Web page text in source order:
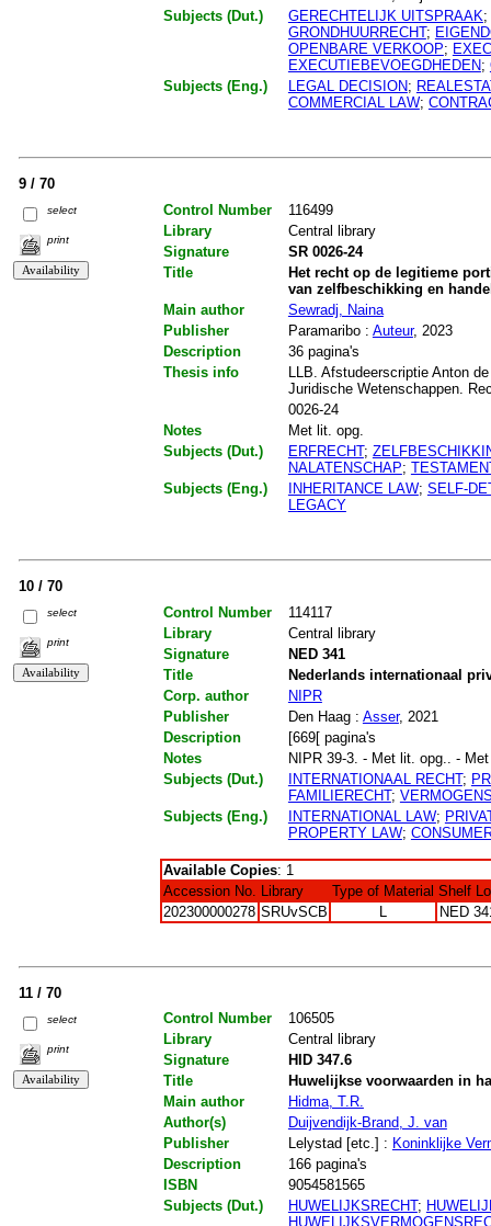
Subjects (Dut.)
GERECHTELIJK UITSPRAAK;
GRONDHUURRECHT;
OPENBARE VERKOOP;
EXECUTIEBEVOEGDHEDEN;
Subjects (Eng.)
LEGAL DECISION;
COMMERCIAL LAW;
9 / 70
select
print
Control Number
116499
Library
Central library
Signature
SR 0026-24
Title
Het recht op de legitieme
van zelfbeschikking en
Main author
Sewradj, Naina
Publisher
Paramaribo : Auteur, 2023
Description
36 pagina's
Thesis info
LLB. Afstudeerscriptie Anton
Juridische Wetenschappen.
0026-24
Notes
Met lit. opg.
Subjects (Dut.)
ERFRECHT;
NALATENSCHAP;
Subjects (Eng.)
INHERITANCE LAW; SELF-
LEGACY
10 / 70
select
print
Control Number
114117
Library
Central library
Signature
NED 341
Title
Nederlands internationaal
Corp. author
NIPR
Publisher
Den Haag : Asser, 2021
Description
[669[ pagina's
Notes
NIPR 39-3. - Met lit. opg.. -
Subjects (Dut.)
INTERNATIONAAL RECHT;
FAMILIERECHT;
Subjects (Eng.)
INTERNATIONAL LAW;
PROPERTY LAW;
Available Copies: 1
Accession No. Library Type of Material Shelf
202300000278 SRUvSCB L NED
11 / 70
select
print
Control Number
106505
Library
Central library
Signature
HID 347.6
Title
Huwelijkse voorwaarden in
Main author
Hidma, T.R.
Author(s)
Duijvendijk-Brand, J. van
Publisher
Lelystad [etc.] : Koninklijke
Description
166 pagina's
ISBN
9054581565
Subjects (Dut.)
HUWELIJKSRECHT;